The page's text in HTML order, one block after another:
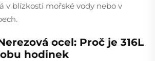
v blízkosti mořské vody nebo v
ocel: Proč je 316L
hodinek